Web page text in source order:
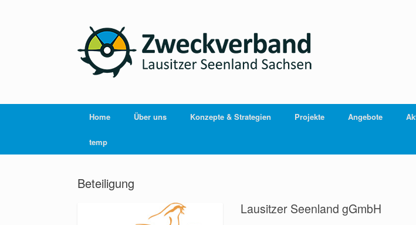
Home Über uns Konzepte & Strategien Projekte Angebote
temp
Beteiligung
Lausitzer Seenland gGmbH